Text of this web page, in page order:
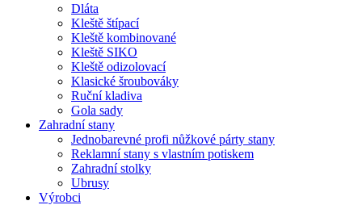
Dláta
Kleště štípací
Kleště kombinované
Kleště SIKO
Kleště odizolovací
Klasické šroubováky
Ruční kladiva
Gola sady
Zahradní stany
Jednobarevné profi nůžkové párty stany
Reklamní stany s vlastním potiskem
Zahradní stolky
Ubrusy
Výrobci